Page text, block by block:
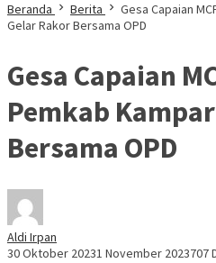
Beranda Berita
Gesa Capaian
Gelar Rakor Bersama OPD
Gesa Capaian
Pemkab
Bersama OPD
Aldi Irpan
30 Oktober 20231 November 2023707